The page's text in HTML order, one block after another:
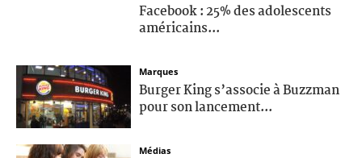
Facebook : 25% des adolescents
américains...
Marques
Burger King s’associe à Buzzman
pour son lancement...
Médias